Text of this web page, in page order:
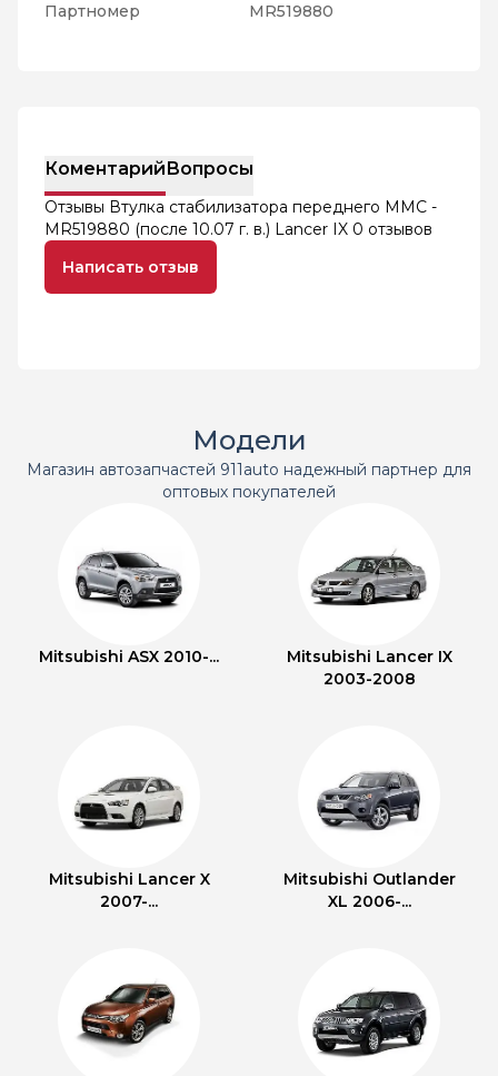
Партномер
MR519880
КоментарийВопросы
Отзывы Втулка стабилизатора переднего MMC -
MR519880 (после 10.07 г. в.) Lancer IX 0 отзывов
Написать отзыв
Модели
Магазин автозапчастей 911auto надежный партнер для
оптовых покупателей
Mitsubishi ASX 2010-...
Mitsubishi Lancer IX
2003-2008
Mitsubishi Lancer X
2007-...
Mitsubishi Outlander
XL 2006-...